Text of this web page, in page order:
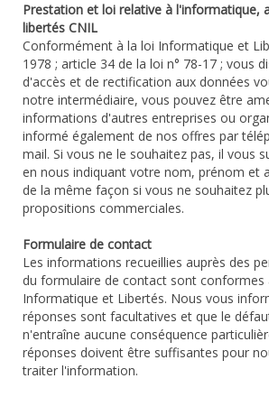
Prestation et loi relative à l'informatique,
libertés CNIL
Conformément à la loi Informatique et
1978 ; article 34 de la loi n° 78-17 ; vous
d'accès et de rectification aux données
notre intermédiaire, vous pouvez être
informations d'autres entreprises ou
informé également de nos offres par
mail. Si vous ne le souhaitez pas, il vous
en nous indiquant votre nom, prénom et
de la même façon si vous ne souhaitez
propositions commerciales.
Formulaire de contact
Les informations recueillies auprès des
du formulaire de contact sont conformes
Informatique et Libertés. Nous vous
réponses sont facultatives et que le
n'entraîne aucune conséquence
réponses doivent être suffisantes pour
traiter l'information.